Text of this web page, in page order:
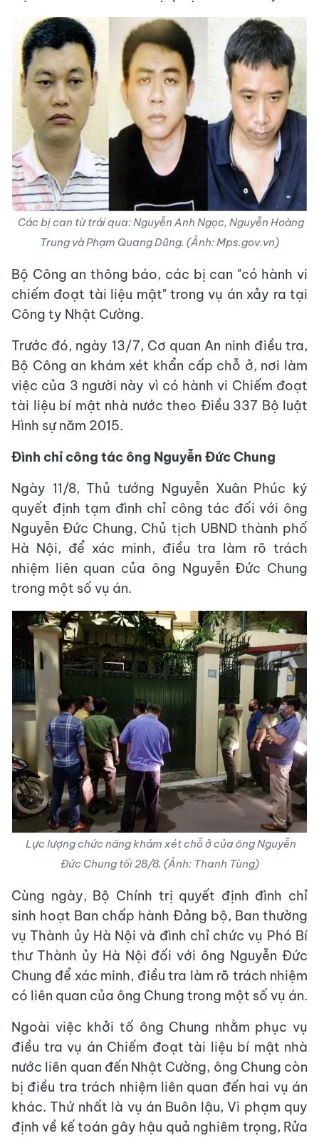
Các bị can từ trái qua: Nguyễn Anh Ngọc, Nguyễn Hoàng
Trung và Phạm Quang Dũng. (Ảnh: Mps.gov.vn)
Bộ Công an thông báo, các bị can "có hành vi
chiếm đoạt tài liệu mật" trong vụ án xảy ra tại
Công ty Nhật Cường.
Trước đó, ngày 13/7, Cơ quan An ninh điều tra,
Bộ Công an khám xét khẩn cấp chỗ ở, nơi làm
việc của 3 người này vì có hành vi Chiếm đoạt
tài liệu bí mật nhà nước theo Điều 337 Bộ luật
Hình sự năm 2015.
Đình chỉ công tác ông Nguyễn Đức Chung
Ngày 11/8, Thủ tướng Nguyễn Xuân Phúc ký
quyết định tạm đình chỉ công tác đối với ông
Nguyễn Đức Chung, Chủ tịch UBND thành phố
Hà Nội, để xác minh, điều tra làm rõ trách
nhiệm liên quan của ông Nguyễn Đức Chung
trong một số vụ án.
Lực lượng chức năng khám xét chỗ ở của ông Nguyễn
Đức Chung tối 28/8. (Ảnh: Thanh Tùng)
Cùng ngày, Bộ Chính trị quyết định đình chỉ
sinh hoạt Ban chấp hành Đảng bộ, Ban thường
vụ Thành ủy Hà Nội và đình chỉ chức vụ Phó Bí
thư Thành ủy Hà Nội đối với ông Nguyễn Đức
Chung để xác minh, điều tra làm rõ trách nhiệm
có liên quan của ông Chung trong một số vụ án.
Ngoài việc khởi tố ông Chung nhằm phục vụ
điều tra vụ án Chiếm đoạt tài liệu bí mật nhà
nước liên quan đến Nhật Cường, ông Chung còn
bị điều tra trách nhiệm liên quan đến hai vụ án
khác. Thứ nhất là vụ án Buôn lậu, Vi phạm quy
định về kế toán gây hậu quả nghiêm trọng, Rửa